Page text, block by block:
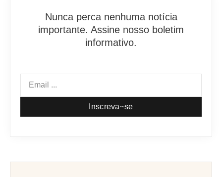
Nunca perca nenhuma notícia
importante. Assine nosso boletim
informativo.
Inscreva~se